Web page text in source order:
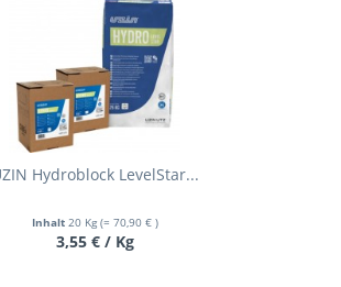
Hydroblock LevelStar...
Inhalt 20 Kg (= 70,90 € )
3,55 € / Kg